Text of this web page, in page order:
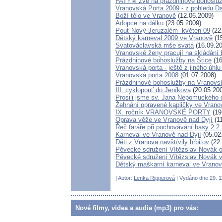
Vranovská Porta 2009 - z pohledu
Boží tělo ve Vranově (12.06.2009)
Adopce na dálku (23.05.2009)
Pouť Nový Jeruzalém- květen 09
Dětský karneval 2009 ve Vranově
Svatováclavská mše svatá
Vranovské ženy pracují na skládání
Prázdninové bohoslužby na Štice
Vranovská porta - ještě z jiného úhlu
Vranovská porta 2008 (01.07.2008)
Prázdninové bohoslužby na
III. cyklopouť do Jeníkova
Prosili jsme sv. Jana Nepomuckého
Žehnání opravené kapličky ve
IX. ročník VRANOVSKÉ PORTY
Oprava věže ve Vranově nad Dyjí
Řeč faráře při pochovávání basy
Karneval ve Vranově nad Dyjí
Děti z Vranova navštívily hřbitov
Pěvecké sdružení Vítězslav Novák
Pěvecké sdružení Vítězslav Novák
Dětský maškarní karneval ve
| Autor: Lenka Ripperová | Vydáno dne 29.
Nové filmy, videa a audia (mp3) pro vás: